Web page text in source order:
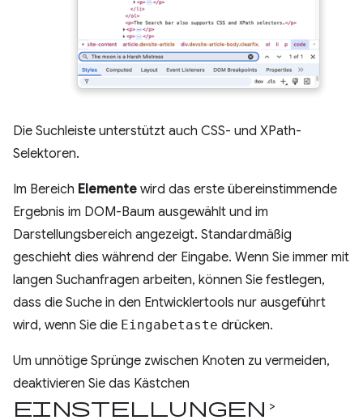
Die Suchleiste unterstützt auch CSS- und XPath-
Selektoren.
Im Bereich Elemente wird das erste übereinstimmende
Ergebnis im DOM-Baum ausgewählt und im
Darstellungsbereich angezeigt. Standardmäßig
geschieht dies während der Eingabe. Wenn Sie immer mit
langen Suchanfragen arbeiten, können Sie festlegen,
dass die Suche in den Entwicklertools nur ausgeführt
wird, wenn Sie die Eingabetaste drücken.
Um unnötige Sprünge zwischen Knoten zu vermeiden,
deaktivieren Sie das Kästchen
Einstellungen >